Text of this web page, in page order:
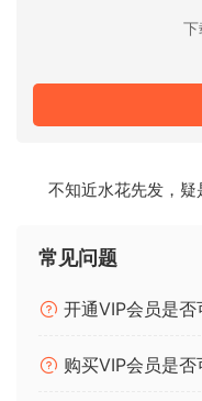
Antares Auto-Tune
Antares Mic Mod v4 4
Antares AVOX
Antares AVOX Aspire
Antares AVOX Mutator
Antares AVOX Sybil v4
Antares AVOX Warm
下
不知近水花先发，
常见问题
开通VIP会员是否
购买VIP会员是否